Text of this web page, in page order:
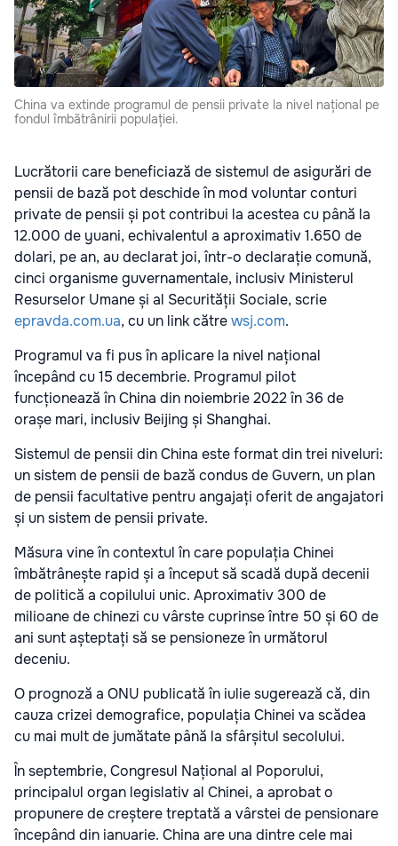
China va extinde programul de pensii private la nivel național pe
fondul îmbătrânirii populației.
Lucrătorii care beneficiază de sistemul de asigurări de
pensii de bază pot deschide în mod voluntar conturi
private de pensii și pot contribui la acestea cu până la
12.000 de yuani, echivalentul a aproximativ 1.650 de
dolari, pe an, au declarat joi, într-o declarație comună,
cinci organisme guvernamentale, inclusiv Ministerul
Resurselor Umane și al Securității Sociale, scrie
epravda.com.ua, cu un link cătrewsj.com.
Programul va fi pus în aplicare la nivel național
începând cu 15 decembrie. Programul pilot
funcționează în China din noiembrie 2022 în 36 de
orașe mari, inclusiv Beijing și Shanghai.
Sistemul de pensii din China este format din trei niveluri:
un sistem de pensii de bază condus de Guvern, un plan
de pensii facultative pentru angajați oferit de angajatori
și un sistem de pensii private.
Măsura vine în contextul în care populația Chinei
îmbătrânește rapid și a început să scadă după decenii
de politică a copilului unic. Aproximativ 300 de
milioane de chinezi cu vârste cuprinse între 50 și 60 de
ani sunt așteptați să se pensioneze în următorul
deceniu.
O prognoză a ONU publicată în iulie sugerează că, din
cauza crizei demografice, populația Chinei va scădea
cu mai mult de jumătate până la sfârșitul secolului.
În septembrie, Congresul Național al Poporului,
principalul organ legislativ al Chinei, a aprobat o
propunere de creștere treptată a vârstei de pensionare
începând din ianuarie. China are una dintre cele mai